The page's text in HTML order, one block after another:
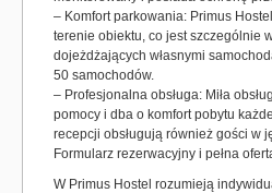
– Komfort parkowania: Primus
terenie obiektu, co jest szczególnie
dojeżdżających własnymi
50 samochodów.
– Profesjonalna obsługa: Miła
pomocy i dba o komfort pobytu
recepcji obsługują również gości w
Formularz rezerwacyjny i pełna
W Primus Hostel rozumieją